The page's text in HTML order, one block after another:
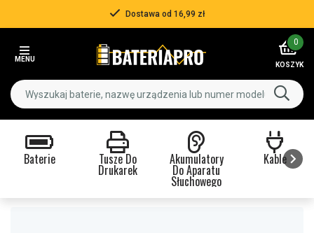
Dostawa od 16,99 zł
MENU
0
KOSZYK
Baterie Tusze Do
Drukarek
Akumulatory
Do Aparatu
Słuchowego
Kable